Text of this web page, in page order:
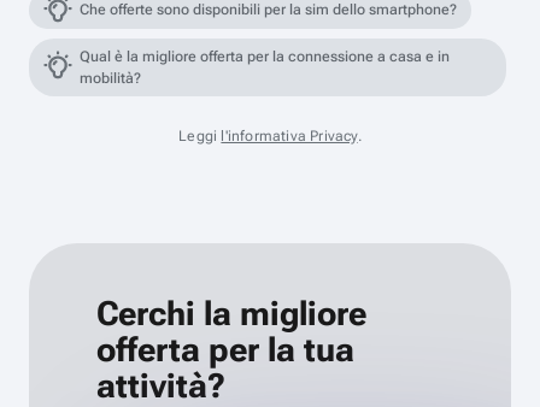
Che offerte sono disponibili per la sim dello smartphone?
Qual è la migliore offerta per la connessione a casa e in
mobilità?
Leggi l'informativa Privacy.
Cerchi la migliore
offerta per la tua
attività?